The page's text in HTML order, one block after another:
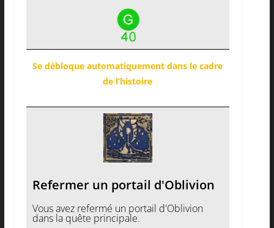
Se débloque automatiquement dans le cadre
de l’histoire
Refermer un portail d'Oblivion
Vous avez refermé un portail d'Oblivion
dans la quête principale.